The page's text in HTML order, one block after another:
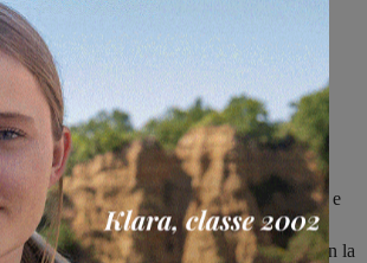
sede ed in un unico periodo sia tutte le
il torneo femminile, per un totale di
fra atleti, tecnici e dirigenti, contrentuno
campi.
nell'importante kermesse sportiva
calcio a 5,
che dopo avere
ha convinto i selezionatori a dargli fiducia e
convocati nella rappresentativa toscana.Il
16.45 contro il Trentino, lunedì sfida con la